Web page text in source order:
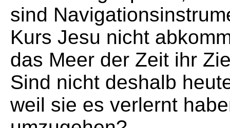
sind
Kurs Jesu nicht
das Meer der Zeit ihr
Sind nicht deshalb
weil sie es verlernt